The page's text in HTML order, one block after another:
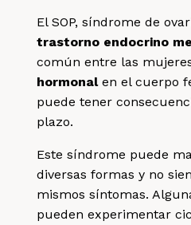
El SOP, síndrome de
trastorno endocrino
común entre las
hormonalen el cuerpo
puede tener
plazo.
Este síndrome puede
diversas formas y no
mismos síntomas.
pueden experimentar